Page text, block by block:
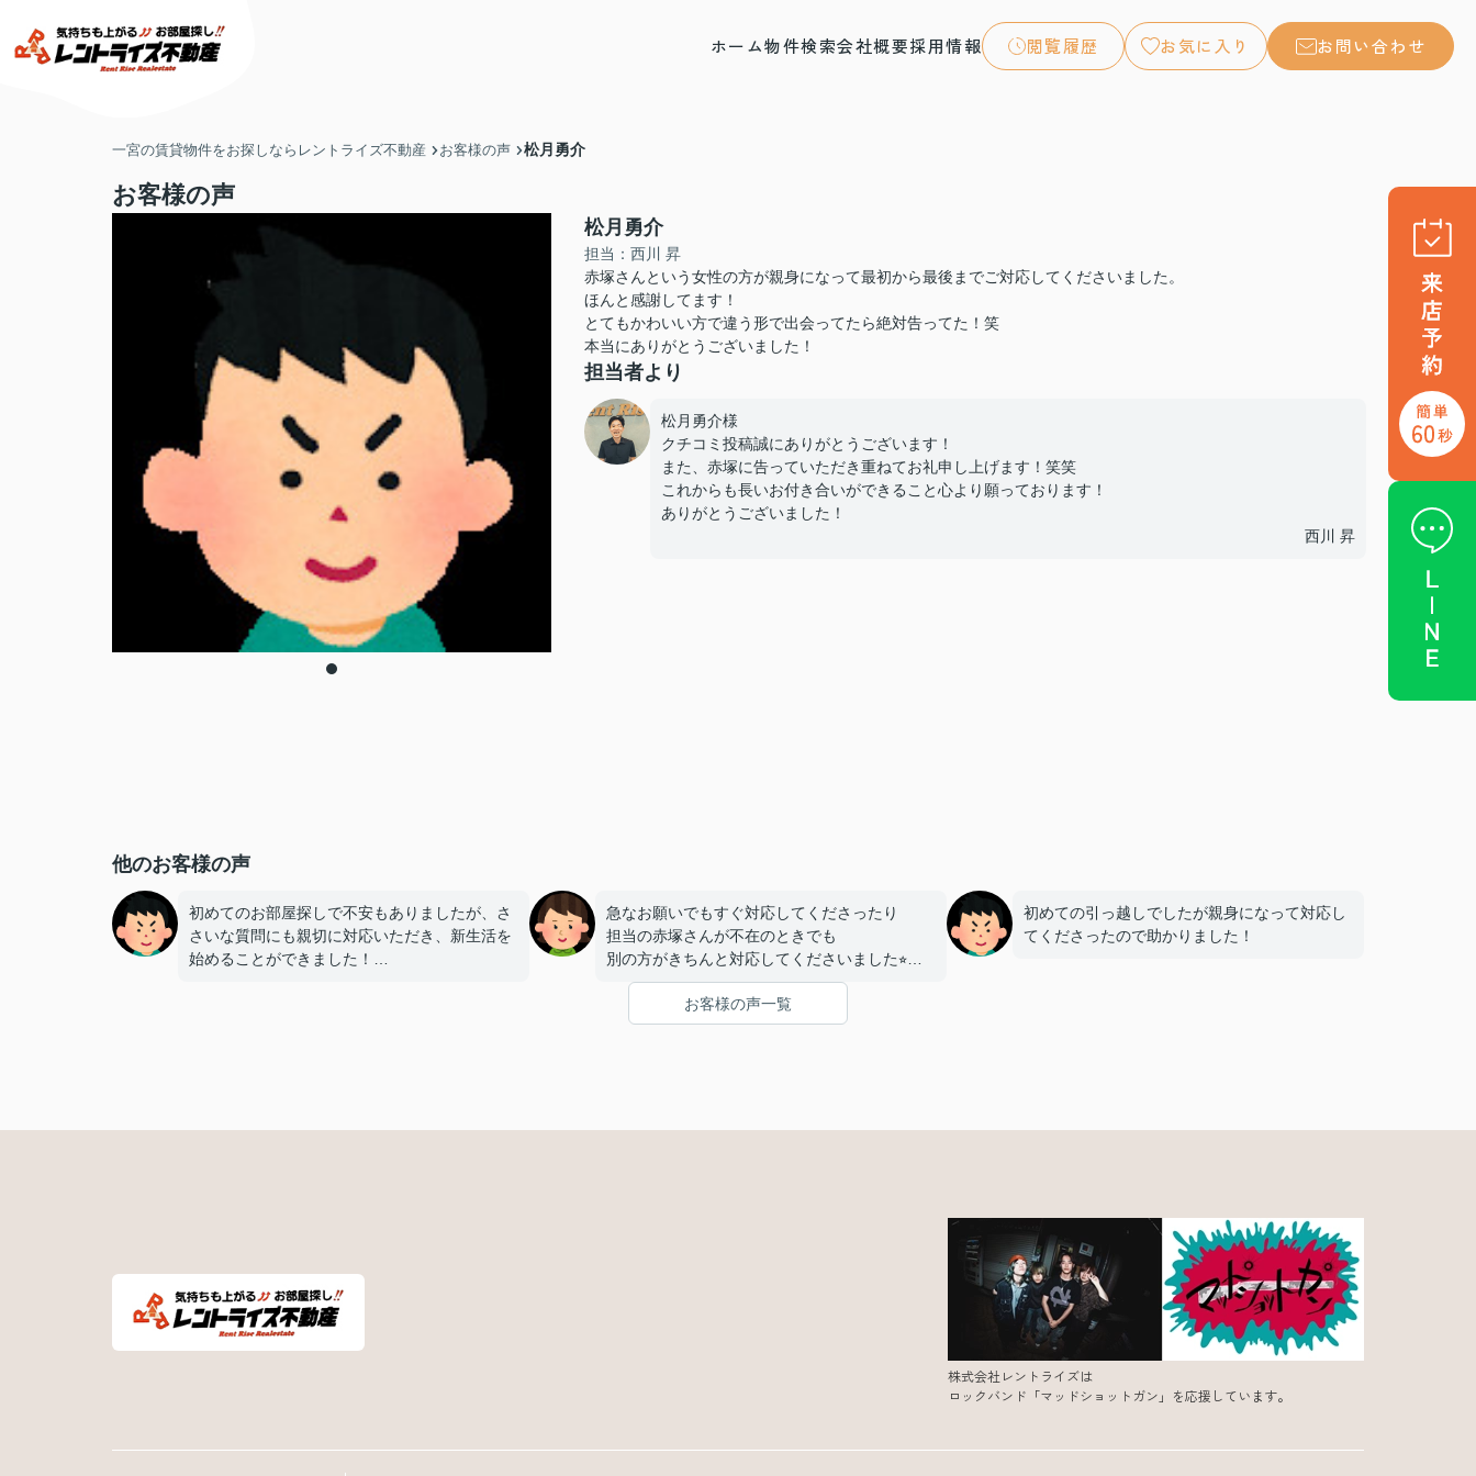
ホーム物件検索会社概要採用情報 閲覧履歴 お気に入り お問い合わせ
一宮の賃貸物件をお探しならレントライズ不動産 お客様の声 松月勇介
お客様の声
松月勇介
担当：西川 昇
赤塚さんという女性の方が親身になって最初から最後までご対応してくださいました。
ほんと感謝してます！
とてもかわいい方で違う形で出会ってたら絶対告ってた！笑
本当にありがとうございました！
担当者より
松月勇介様
クチコミ投稿誠にありがとうございます！
また、赤塚に告っていただき重ねてお礼申し上げます！笑笑
これからも長いお付き合いができること心より願っております！
ありがとうございました！
西川 昇
他のお客様の声
初めてのお部屋探しで不安もありましたが、さ
さいな質問にも親切に対応いただき、新生活を
始めることができました！
急なお願いでもすぐ対応してくださったり
担当の赤塚さんが不在のときでも
別の方がきちんと対応してくださいました⭐︎
内見当日にたまたま同じアパートに
もう一部屋空きがあるとしり
初めての引っ越しでしたが親身になって対応し
てくださったので助かりました！
お客様の声一覧
株式会社レントライズは
ロックバンド「マッドショットガン」を応援しています。